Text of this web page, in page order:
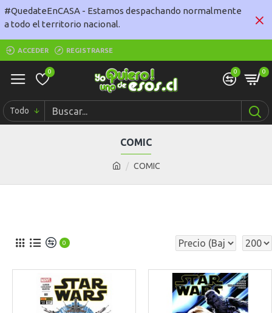
#QuedateEnCASA - Estamos despachando normalmente
a todo el territorio nacional.
ACCEDER REGISTRARSE
0 0 0
Todo
COMIC
COMIC
0